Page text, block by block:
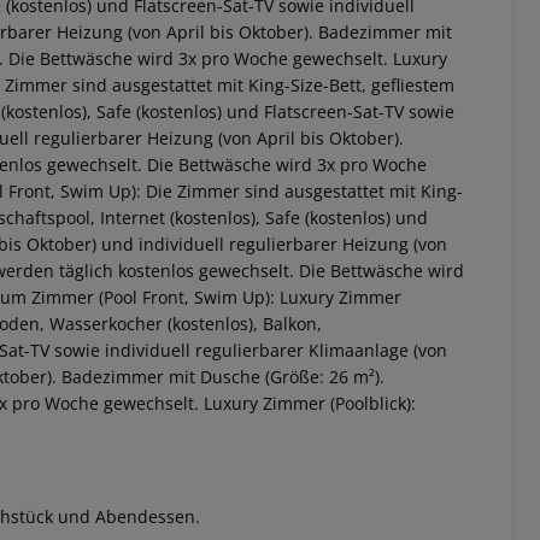
und Flatscreen-Sat-TV sowie individuell
Heizung (von April bis Oktober). Badezimmer mit
Bettwäsche wird 3x pro Woche gewechselt. Luxury
sind ausgestattet mit King-Size-Bett, gefliestem
Safe (kostenlos) und Flatscreen-Sat-TV sowie
regulierbarer Heizung (von April bis Oktober).
gewechselt. Die Bettwäsche wird 3x pro Woche
Swim Up): Die Zimmer sind ausgestattet mit King-
Internet (kostenlos), Safe (kostenlos) und
Oktober) und individuell regulierbarer Heizung (von
täglich kostenlos gewechselt. Die Bettwäsche wird
Zimmer (Pool Front, Swim Up): Luxury Zimmer
Wasserkocher (kostenlos), Balkon,
TV sowie individuell regulierbarer Klimaanlage (von
Badezimmer mit Dusche (Größe: 26 m²).
Woche gewechselt. Luxury Zimmer (Poolblick):
und Abendessen.